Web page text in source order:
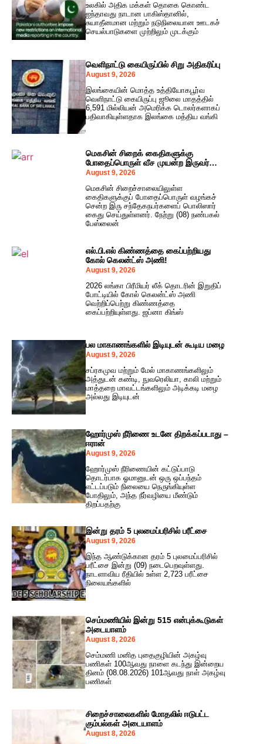
உலகில் அதிக மக்கள் தொகை கொண்ட
ஐந்தாவது நாடான பாகிஸ்தானில்,
சுயாதீனமான மற்றும் நடுநிலையான ஊடகச்
செயல்பாடுகளை முற்றிலும் முடக்கும்
வெளிநாட்டு கையிருப்பில் சிறு அதிகரிப்பு
August 9, 2026
இலங்கையின் மொத்த உத்தியோகபூர்வ
வெளிநாட்டு கையிருப்பு ஜூலை மாதத்தில்
6,591 மில்லியன் அமெரிக்க டொலர்களாகப்
பதிவாகியுள்ளதாக இலங்கை மத்திய வங்கி
மெகசின் சிறைக் கைதிகளுக்கு
போதைப்பொருள் வீச முயன்ற இருவர்
கைது!
August 9, 2026
மெகசின் சிறைச்சாலையிலுள்ள
கைதிகளுக்குப் போதைப்பொருள் வழங்கச்
சென்ற இரு சந்தேகநபர்களைப் பொலிஸார்
கைது செய்துள்ளனர். நேற்று (08) நண்பகல்
பேஸ்லைன்
எல்.பி.எல் கிண்ணத்தை கைப்பற்றியது
கோல் கெலன்ட்ஸ் அணி!
August 9, 2026
2026 லங்கா பிரீமியர் லீக் தொடரின் இறுதிப்
போட்டியில் கோல் கெலன்ட்ஸ் அணி
வெற்றிப்பெற்று கிண்ணத்தை
கைப்பற்றியுள்ளது. ஜப்னா கிங்ஸ்
பல மாகாணங்களில் இடியுடன் கூடிய மழை
August 9, 2026
சப்ரகமுவ மற்றும் மேல் மாகாணங்களிலும்
அத்துடன் கண்டி, நுவரெலியா, காலி மற்றும்
மாத்தறை மாவட்டங்களிலும் அடிக்கடி மழை
அல்லது இடியுடன்
ஹோர்முஸ் நீரிணை உடனே திறக்கப்படாது –
ஈரான்
August 9, 2026
ஹோர்முஸ் நீரிணையின் கட்டுப்பாடு
தொடர்பாக ஓமானுடன் ஒரு ஒப்பந்தம்
எட்டப்படும் நிலையை நெருங்கியுள்ள
போதிலும், அந்த நீர்வழியை மீண்டும்
திறப்பதற்கு
இன்று தரம் 5 புலமைப்பரிசில் பரீட்சை
August 9, 2026
இந்த ஆண்டுக்கான தரம் 5 புலமைப்பரிசில்
பரீட்சை இன்று (09) நடைபெறவுள்ளது.
நாடளாவிய ரீதியில் உள்ள 2,723 பரீட்சை
நிலையங்களில்
செம்மணியில் இன்று 515 என்புக்கூடுகள்
அடையாளம்
August 8, 2026
செம்மணி மனித புதைகுழியின் அகழ்வு
பணிகள் 100ஆவது நாளை கடந்து இன்றைய
தினம் (08.08.2026) 101ஆவது நாள் அகழ்வு
பணிகள்
சிறைச்சாலைகளில் மோதலில் ஈடுபட்ட
கும்பல்கள் அடையாளம்
August 8, 2026